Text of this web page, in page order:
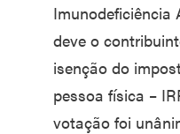
Imunodeficiência
deve o
isenção do
pessoa física –
votação foi